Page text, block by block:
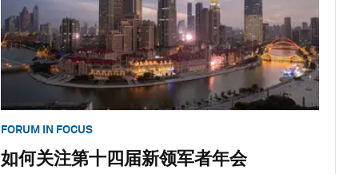
FORUM IN FOCUS
如何关注第十四届新领军者年会